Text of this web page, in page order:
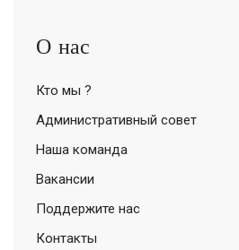
О нас
Кто мы ?
Административный совет
Наша команда
Вакансии
Поддержите нас
Контакты